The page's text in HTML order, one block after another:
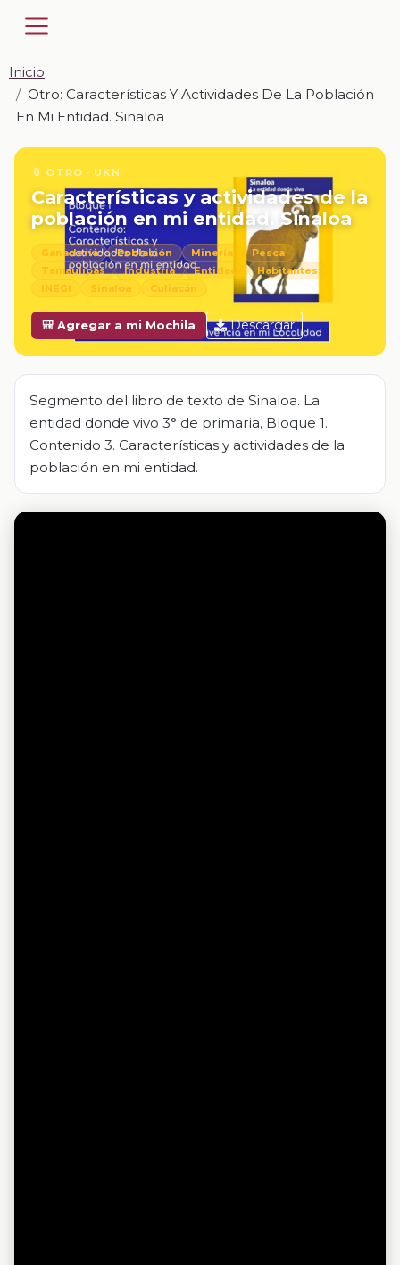
Inicio
Otro: Características Y Actividades De La Población
En Mi Entidad. Sinaloa
📎 OTRO · UKN
Características y actividades de la
población en mi entidad. Sinaloa
Ganadería Población Minería
Pesca
Tamaulipas
Industria Entidad
Habitantes
INEGI
Sinaloa Culiacán
🎒 Agregar a mi Mochila Descargar
Segmento del libro de texto de Sinaloa. La
entidad donde vivo 3° de primaria, Bloque 1.
Contenido 3. Características y actividades de la
población en mi entidad.